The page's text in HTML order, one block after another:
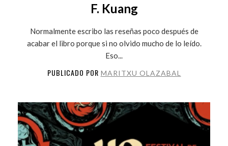
F. Kuang
Normalmente escribo las reseñas poco después de
acabar el libro porque si no olvido mucho de lo leído.
Eso...
PUBLICADO POR MARITXU OLAZABAL